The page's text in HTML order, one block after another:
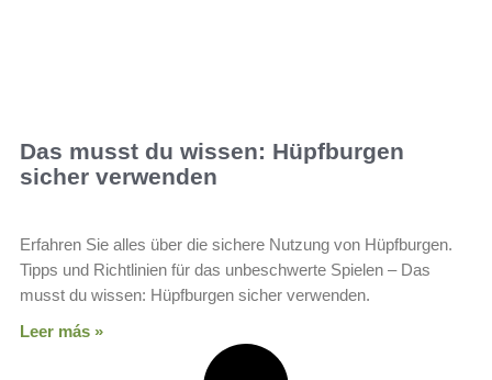
Das musst du wissen: Hüpfburgen
sicher verwenden
Erfahren Sie alles über die sichere Nutzung von Hüpfburgen.
Tipps und Richtlinien für das unbeschwerte Spielen – Das
musst du wissen: Hüpfburgen sicher verwenden.
Leer más »